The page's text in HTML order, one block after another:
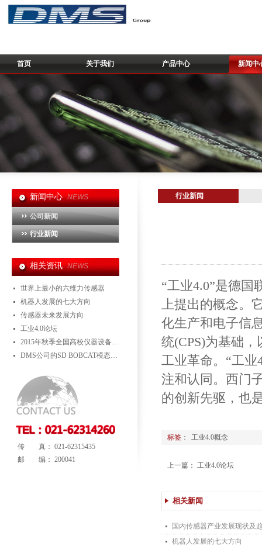
首页 关于我们 产品中心 新闻中
新闻中心 NEWS
公司新闻
行业新闻
相关资讯 NEWS
世界上最小的六维力传感器
机器人发展的七大方向
传感器未来发展方向
工业4.0论坛
2015年秋季全国高校仪器设备展示会
DMS公司的SD BOBCAT模态测试系统在电力行业的应用
传 真： 021-62315435
邮 编： 200041
行业新闻
“工业4.0”是德国
上提出的概念。
化生产和电子信
统(CPS)为基础
工业革命。“工
注和认同。西门
的创新先驱，也
标签 ： 工业4.0概念
上一篇： 工业4.0论坛
相关新闻
国内传感器产业发展现状及
机器人发展的七大方向